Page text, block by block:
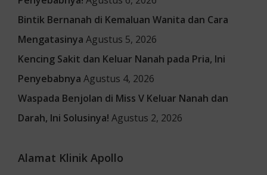
Bintik Bernanah di Kemaluan Wanita dan Cara
Mengatasinya Agustus 5, 2026
Kencing Sakit dan Keluar Nanah pada Pria, Ini
Penyebabnya Agustus 4, 2026
Waspada Benjolan di Miss V Keluar Nanah dan
Darah, Ini Solusinya! Agustus 2, 2026
Alamat Klinik Apollo